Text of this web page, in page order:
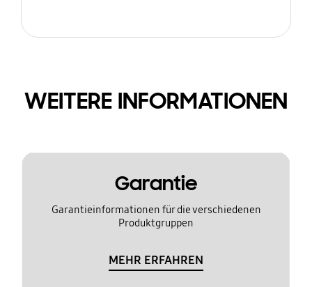
WEITERE INFORMATIONEN
Garantie
Garantieinformationen für die verschiedenen
Produktgruppen
MEHR ERFAHREN